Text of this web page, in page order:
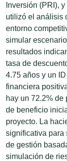
Inversión (PRI),
utilizó el análisis
entorno
simular
resultados
tasa de
4.75 años y un
financiera
hay un 72.2%
de beneficio
proyecto. La
significativa para
de gestión
simulación de